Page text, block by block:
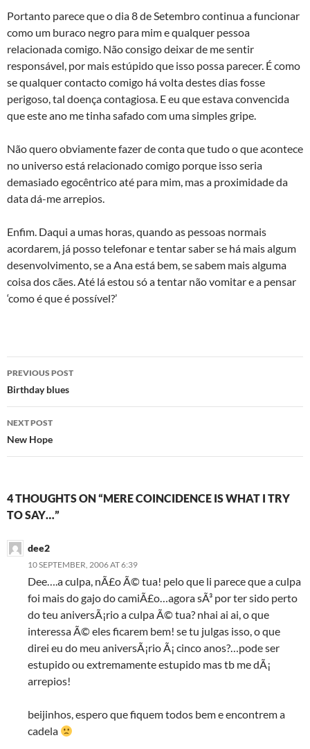
Portanto parece que o dia 8 de Setembro continua a funcionar
como um buraco negro para mim e qualquer pessoa
relacionada comigo. Não consigo deixar de me sentir
responsável, por mais estúpido que isso possa parecer. É como
se qualquer contacto comigo há volta destes dias fosse
perigoso, tal doença contagiosa. E eu que estava convencida
que este ano me tinha safado com uma simples gripe.
Não quero obviamente fazer de conta que tudo o que acontece
no universo está relacionado comigo porque isso seria
demasiado egocêntrico até para mim, mas a proximidade da
data dá-me arrepios.
Enfim. Daqui a umas horas, quando as pessoas normais
acordarem, já posso telefonar e tentar saber se há mais algum
desenvolvimento, se a Ana está bem, se sabem mais alguma
coisa dos cães. Até lá estou só a tentar não vomitar e a pensar
‘como é que é possível?’
Post
navigation
PREVIOUS POST
Birthday blues
NEXT POST
New Hope
4 THOUGHTS ON “MERE COINCIDENCE IS WHAT I TRY
TO SAY…”
dee2
10 SEPTEMBER, 2006 AT 6:39
Dee….a culpa, nÃ£o Ã© tua! pelo que li parece que a culpa
foi mais do gajo do camiÃ£o…agora sÃ³ por ter sido perto
do teu aniversÃ¡rio a culpa Ã© tua? nhai ai ai, o que
interessa Ã© eles ficarem bem! se tu julgas isso, o que
direi eu do meu aniversÃ¡rio Ã¡ cinco anos?…pode ser
estupido ou extremamente estupido mas tb me dÃ¡
arrepios!
beijinhos, espero que fiquem todos bem e encontrem a
cadela